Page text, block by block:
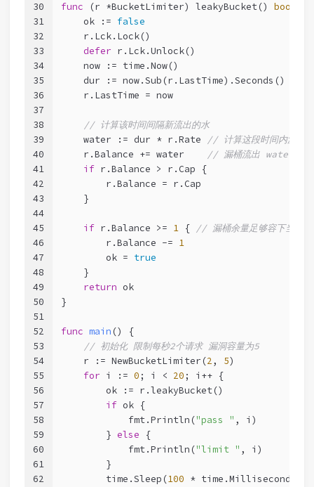
30
31
32
33
34
35
36
37
38
39
40
41
42
43
44
45
46
47
48
49
50
51
52
53
54
55
56
57
58
59
60
61
62
func (r *BucketLimiter) leakyBucket() bool
    ok :=
false
    r.Lck.Lock()
defer r.Lck.Unlock()
    now := time.Now()
    dur := now.Sub(r.LastTime).Seconds()
    r.LastTime = now
// 计算该时间间隔新流出的水
    water := dur * r.Rate
// 计算这段时间内漏桶
    r.Balance += water
// 漏桶流出 water 容量
if r.Balance > r.Cap {
        r.Balance = r.Cap
    }
if r.Balance >= 1 { // 漏桶余量足够容下当前的
        r.Balance -=
1
        ok =
true
    }
return ok
}
func main ()
{
// 初始化 限制每秒2个请求 漏洞容量为5
    r := NewBucketLimiter(
2, 5)
for i := 0 ; i < 20 ; i++ {
        ok := r.leakyBucket()
if ok {
            fmt.Println(
"pass " , i)
        }
else {
            fmt.Println(
"limit " , i)
        }
        time.Sleep(
100 * time.Millisecond)